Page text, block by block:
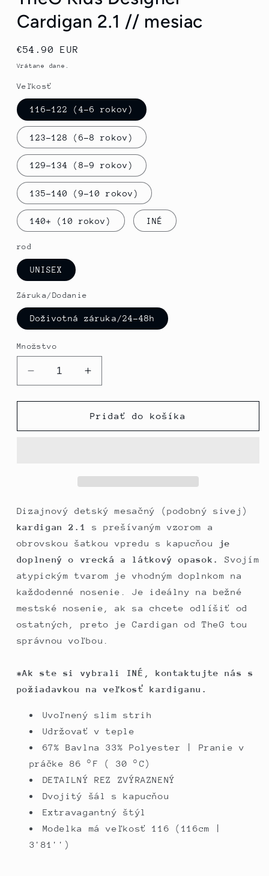
Cardigan 2.1 // mesiac
Normálna
cena
€54.90 EUR
Vrátane dane.
Veľkosť
116-122 (4-6 rokov)
123-128 (6-8 rokov)
129-134 (8-9 rokov)
135-140 (9-10 rokov)
140+ (10 rokov) INÉ
rod
UNISEX
Záruka/Dodanie
Doživotná záruka/24-48h
Množstvo
Znížiť
množstvo
pre
Kids
Zvýšte
množstvo
pre
TheG
Kids
Pridať do košíka
Dizajnový detský mesačný (podobný sivej)
kardigan 2.1
s prešívaným vzorom a
obrovskou šatkou vpredu s kapucňou
je
doplnený o vrecká a látkový opasok.
Svojím
atypickým tvarom je vhodným doplnkom na
každodenné nosenie. Je ideálny na bežné
mestské nosenie, ak sa chcete odlíšiť od
ostatných, preto je Cardigan od TheG tou
správnou voľbou.
*Ak ste si vybrali INÉ, kontaktujte nás s
požiadavkou na veľkosť kardiganu.
Uvoľnený slim strih
Udržovať v teple
67% Bavlna 33% Polyester | Pranie v
práčke 86 °F (30 °C)
DETAILNÝ REZ ZVÝRAZNENÝ
Dvojitý šál s kapucňou
Extravagantný štýl
Modelka má veľkosť 116 (116cm |
3'81'')